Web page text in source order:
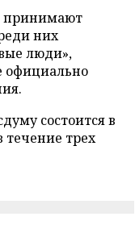
принимают
них
люди»,
официально
состоится в
течение трех